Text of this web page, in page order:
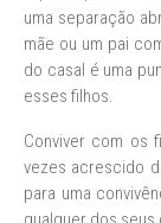
uma separação
mãe ou um pai
do casal é uma
esses filhos.
Conviver com os
vezes acrescido
para uma